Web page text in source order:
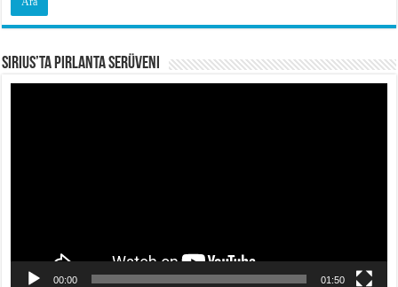
Sirius’ta Pırlanta Serüveni
00:00 01:50